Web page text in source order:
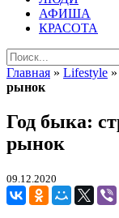
АФИША
КРАСОТА
Главная » Lifestyle »
рынок
Год быка:
рынок
09.12.2020